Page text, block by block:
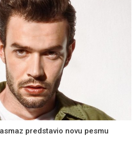
predstavio novu pesmu